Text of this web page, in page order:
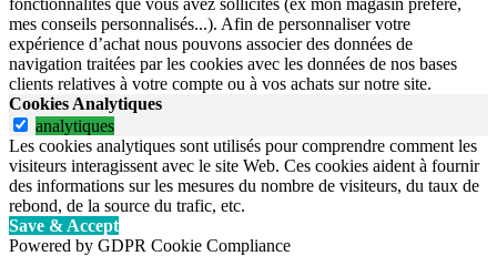
mes conseils personnalisés...). Afin de personnaliser votre
expérience d’achat nous pouvons associer des données de
navigation traitées par les cookies avec les données de nos bases
clients relatives à votre compte ou à vos achats sur notre site.
Cookies Analytiques
analytiques
Les cookies analytiques sont utilisés pour comprendre comment les
visiteurs interagissent avec le site Web. Ces cookies aident à fournir
des informations sur les mesures du nombre de visiteurs, du taux de
rebond, de la source du trafic, etc.
Save & Accept
Powered by GDPR Cookie Compliance